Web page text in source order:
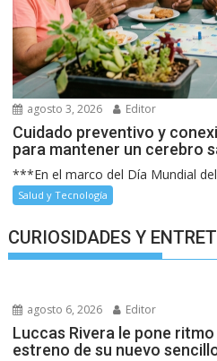
agosto 3, 2026 Editor
Cuidado preventivo y
para mantener un cerebro
***En el marco del Día Mundial del
Salud y Tecnología
CURIOSIDADES Y
agosto 6, 2026 Editor
Luccas Rivera le pone
estreno de su nuevo